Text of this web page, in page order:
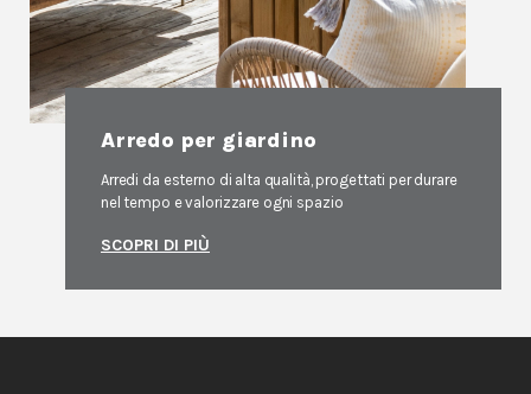
Arredo per giardino
Arredi da esterno di alta qualità, progettati per durare
nel tempo e valorizzare ogni spazio
SCOPRI DI PIÙ